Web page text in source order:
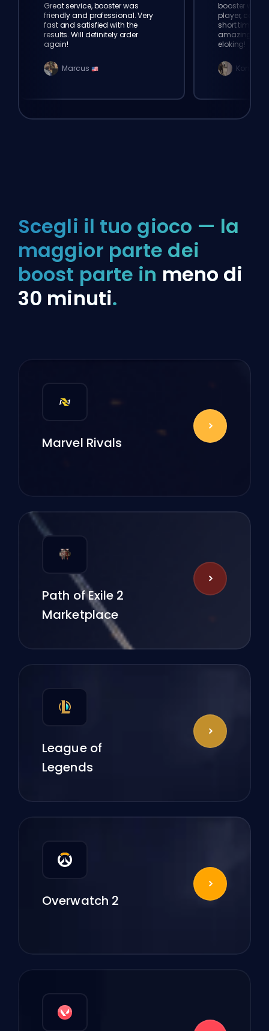
Great service, booster was
friendly and professional. Very
fast and satisfied with the
results. Will definitely order
again!
Marcus
booster was
player,
short time.
amazing.
eloking!
Konno
Scegli il tuo gioco — la
maggior parte dei
boost parte in meno di
30 minuti.
Marvel Rivals
Path of Exile 2
Marketplace
League of
Legends
Overwatch 2